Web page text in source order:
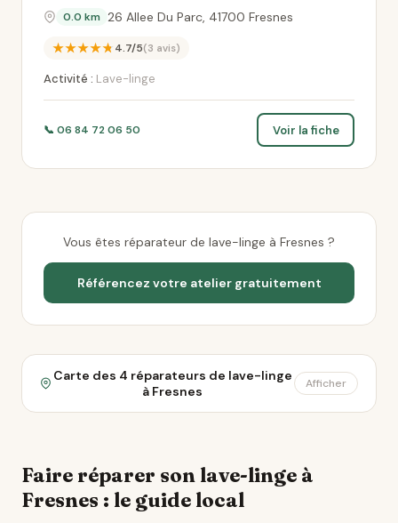
0.0 km 26 Allee Du Parc, 41700 Fresnes
★★★★★4.7/5(3 avis)
Activité : Lave-linge
📞 06 84 72 06 50 Voir la fiche
Vous êtes réparateur de lave-linge à Fresnes ?
Référencez votre atelier gratuitement
Carte des 4 réparateurs de lave-linge
à Fresnes
Afficher
Faire réparer son lave-linge à
Fresnes : le guide local